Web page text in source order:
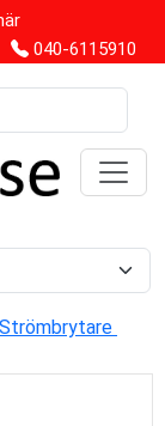
040-6115910